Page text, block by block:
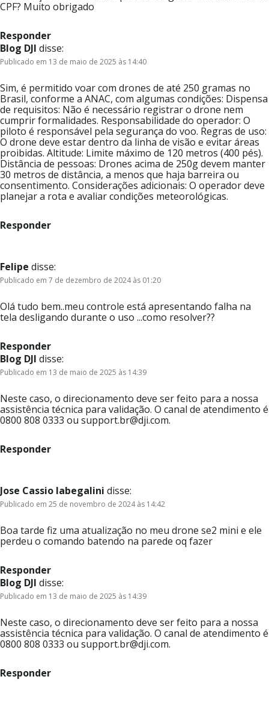
CPF? Muito obrigado
Responder
Blog DJI disse:
Publicado em 13 de maio de 2025 às 14:40
Sim, é permitido voar com drones de até 250 gramas no
Brasil, conforme a ANAC, com algumas condições: Dispensa
de requisitos: Não é necessário registrar o drone nem
cumprir formalidades. Responsabilidade do operador: O
piloto é responsável pela segurança do voo. Regras de uso:
O drone deve estar dentro da linha de visão e evitar áreas
proibidas. Altitude: Limite máximo de 120 metros (400 pés).
Distância de pessoas: Drones acima de 250g devem manter
30 metros de distância, a menos que haja barreira ou
consentimento. Considerações adicionais: O operador deve
planejar a rota e avaliar condições meteorológicas.
Responder
Felipe disse:
Publicado em 7 de dezembro de 2024 às 01:20
Olá tudo bem..meu controle está apresentando falha na
tela desligando durante o uso ...como resolver??
Responder
Blog DJI disse:
Publicado em 13 de maio de 2025 às 14:39
Neste caso, o direcionamento deve ser feito para a nossa
assistência técnica para validação. O canal de atendimento é
0800 808 0333 ou support.br@dji.com.
Responder
Jose Cassio labegalini disse:
Publicado em 25 de novembro de 2024 às 14:42
Boa tarde fiz uma atualização no meu drone se2 mini e ele
perdeu o comando batendo na parede oq fazer
Responder
Blog DJI disse:
Publicado em 13 de maio de 2025 às 14:39
Neste caso, o direcionamento deve ser feito para a nossa
assistência técnica para validação. O canal de atendimento é
0800 808 0333 ou support.br@dji.com.
Responder